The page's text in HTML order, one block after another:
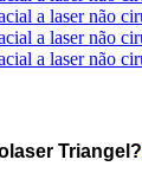
Triangel?